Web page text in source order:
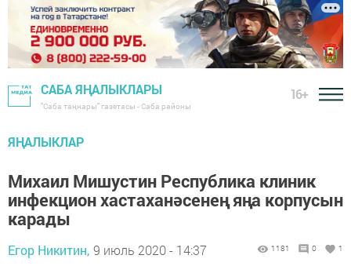
САБА ЯҢАЛЫКЛАРЫ
"Саба таңнары" газетасы - Саба районы
16+
ЯҢАЛЫКЛАР
Михаил Мишустин Республика клиник
инфекцион хастаханәсенең яңа корпусын
карады
Егор Никитин, 9 июль 2020 - 14:37 1181 0 1